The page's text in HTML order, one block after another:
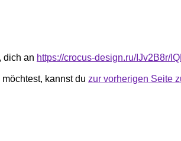
dich an https://crocus-design.ru/IJv2B8r/
kannst du zur vorherigen Seite